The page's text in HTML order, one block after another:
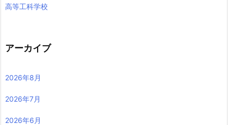
高等工科学校
アーカイブ
2026年8月
2026年7月
2026年6月